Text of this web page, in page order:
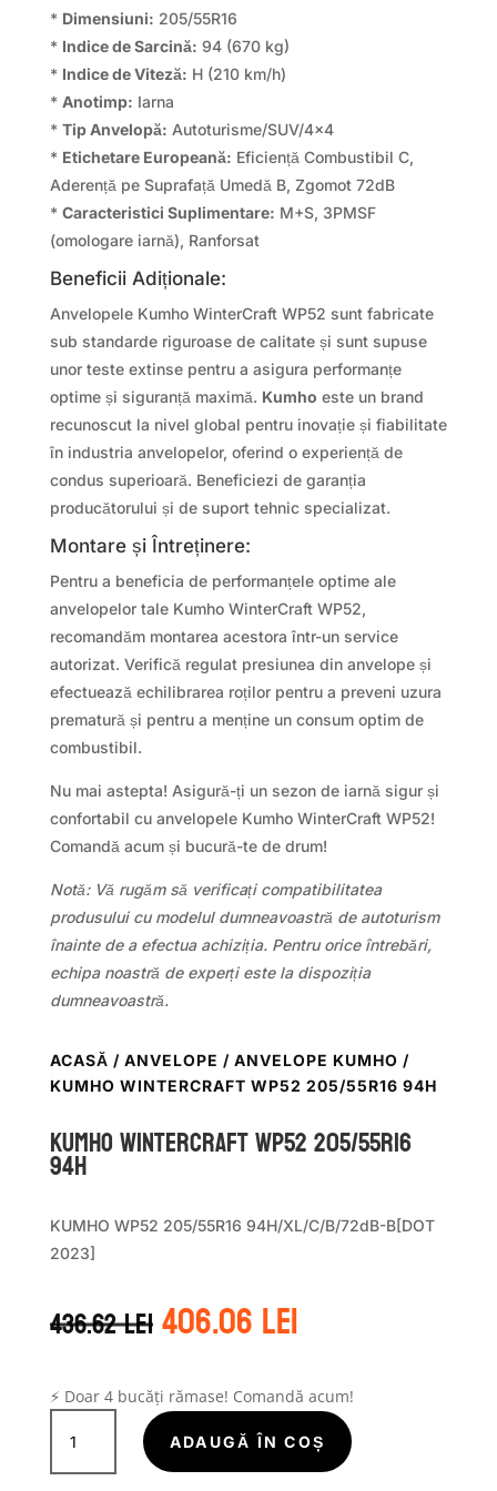
* Dimensiuni: 205/55R16
* Indice de Sarcină: 94 (670 kg)
* Indice de Viteză: H (210 km/h)
* Anotimp: Iarna
* Tip Anvelopă: Autoturisme/SUV/4×4
* Etichetare Europeană: Eficiență Combustibil C,
Aderență pe Suprafață Umedă B, Zgomot 72dB
* Caracteristici Suplimentare: M+S, 3PMSF
(omologare iarnă), Ranforsat
Beneficii Adiționale:
Anvelopele Kumho WinterCraft WP52 sunt fabricate
sub standarde riguroase de calitate și sunt supuse
unor teste extinse pentru a asigura performanțe
optime și siguranță maximă. Kumho este un brand
recunoscut la nivel global pentru inovație și fiabilitate
în industria anvelopelor, oferind o experiență de
condus superioară. Beneficiezi de garanția
producătorului și de suport tehnic specializat.
Montare și Întreținere:
Pentru a beneficia de performanțele optime ale
anvelopelor tale Kumho WinterCraft WP52,
recomandăm montarea acestora într-un service
autorizat. Verifică regulat presiunea din anvelope și
efectuează echilibrarea roților pentru a preveni uzura
prematură și pentru a menține un consum optim de
combustibil.
Nu mai astepta! Asigură-ți un sezon de iarnă sigur și
confortabil cu anvelopele Kumho WinterCraft WP52!
Comandă acum și bucură-te de drum!
Notă: Vă rugăm să verificați compatibilitatea
produsului cu modelul dumneavoastră de autoturism
înainte de a efectua achiziția. Pentru orice întrebări,
echipa noastră de experți este la dispoziția
dumneavoastră.
ACASĂ / ANVELOPE / ANVELOPE KUMHO /
KUMHO WINTERCRAFT WP52 205/55R16 94H
Kumho WINTERCRAFT WP52 205/55R16
94H
KUMHO WP52 205/55R16 94H/XL/C/B/72dB-B[DOT
2023]
436.62leiPrețul
inițial
fost:
436.62 lei.
406.06leiPrețul
curent
406.06 lei.
⚡ Doar 4 bucăți rămase! Comandă acum!
Cantitate
Kumho
WINTERCRAFT
ADAUGĂ ÎN COȘ